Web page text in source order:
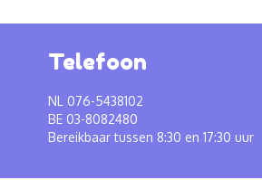
Telefoon
NL 076-5438102
BE 03-8082480
Bereikbaar tussen 8:30 en 17:30 uur